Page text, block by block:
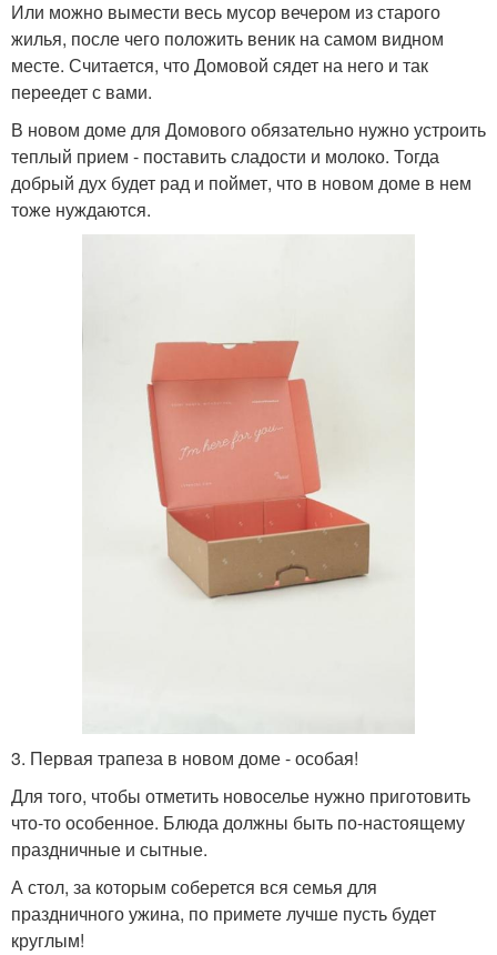
Или можно вымести весь мусор вечером из старого
жилья, после чего положить веник на самом видном
месте. Считается, что Домовой сядет на него и так
переедет с вами.
В новом доме для Домового обязательно нужно устроить
теплый прием - поставить сладости и молоко. Тогда
добрый дух будет рад и поймет, что в новом доме в нем
тоже нуждаются.
3. Первая трапеза в новом доме - особая!
Для того, чтобы отметить новоселье нужно приготовить
что-то особенное. Блюда должны быть по-настоящему
праздничные и сытные.
А стол, за которым соберется вся семья для
праздничного ужина, по примете лучше пусть будет
круглым!